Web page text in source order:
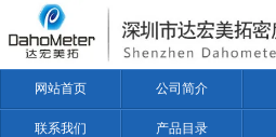
网站首页 公司简介
联系我们 产品目录